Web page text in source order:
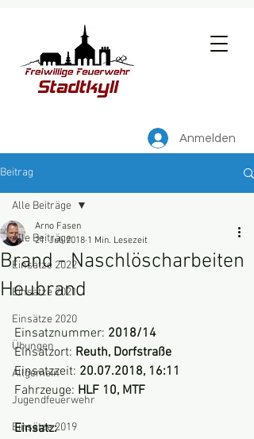
Anmelden
Beitrag
Alle Beiträge
Einsätze 2022
Einsätze 2021
Einsätze 2020
Übungen
Allgemein
Jugendfeuerwehr
Einsätze 2019
Alle Beiträge
Brand - Naschlöscharbeiten
Heubrand
Arno Fasen
21. Juli 2018 1 Min. Lesezeit
Einsatznummer: 2018/14
Einsatzort: Reuth, Dorfstraße
Einsatzzeit: 20.07.2018, 16:11
Fahrzeuge: HLF 10, MTF
Einsatz: